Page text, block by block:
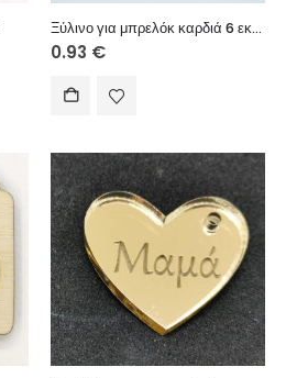
Ξύλινο για μπρελόκ καρδιά 6 εκ. 053
0.93 €